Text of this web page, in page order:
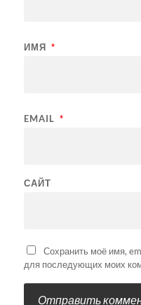
ИМЯ *
EMAIL *
САЙТ
Сохранить моё имя,
для последующих моих